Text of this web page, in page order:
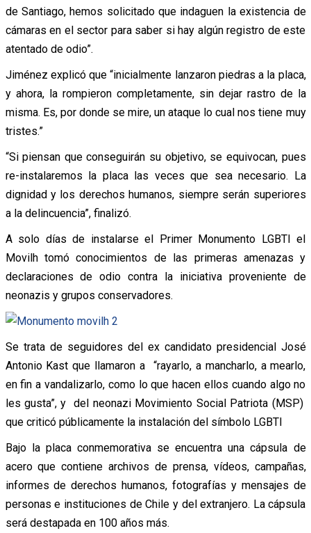
de Santiago, hemos solicitado que indaguen la existencia de
cámaras en el sector para saber si hay algún registro de este
atentado de odio”.
Jiménez explicó que “inicialmente lanzaron piedras a la placa,
y ahora, la rompieron completamente, sin dejar rastro de la
misma. Es, por donde se mire, un ataque lo cual nos tiene muy
tristes.”
“Si piensan que conseguirán su objetivo, se equivocan, pues
re-instalaremos la placa las veces que sea necesario. La
dignidad y los derechos humanos, siempre serán superiores
a la delincuencia”, finalizó.
A solo días de instalarse el Primer Monumento LGBTI el
Movilh tomó conocimientos de las primeras amenazas y
declaraciones de odio contra la iniciativa proveniente de
neonazis y grupos conservadores.
Se trata de seguidores del ex candidato presidencial José
Antonio Kast que llamaron a “rayarlo, a mancharlo, a mearlo,
en fin a vandalizarlo, como lo que hacen ellos cuando algo no
les gusta”, y del neonazi Movimiento Social Patriota (MSP)
que criticó públicamente la instalación del símbolo LGBTI
Bajo la placa conmemorativa se encuentra una cápsula de
acero que contiene archivos de prensa, vídeos, campañas,
informes de derechos humanos, fotografías y mensajes de
personas e instituciones de Chile y del extranjero. La cápsula
será destapada en 100 años más.